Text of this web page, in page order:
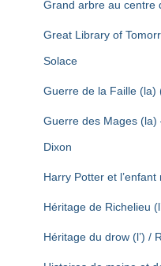
Grand arbre au centre
Great Library of
Solace
Guerre de la Faille (la)
Guerre des Mages
Dixon
Harry Potter et l’enfant
Héritage de Richelieu
Héritage du drow (l’) /